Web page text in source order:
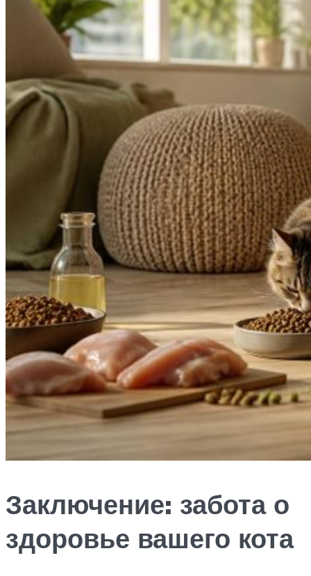
Заключение: забота о
здоровье вашего кота